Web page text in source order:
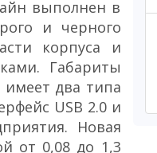
выполнен в
и черного
корпуса и
Габариты
два типа
USB 2.0 и
Новая
от 0,08 до 1,3